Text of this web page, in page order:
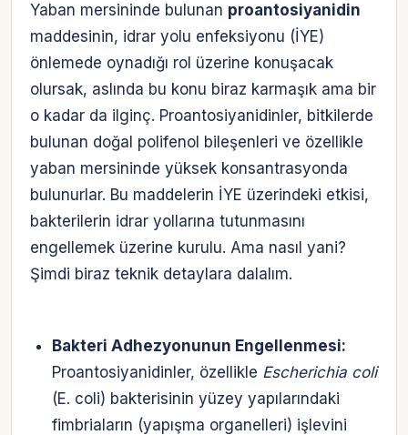
Yaban mersininde bulunan proantosiyanidin
maddesinin, idrar yolu enfeksiyonu (İYE)
önlemede oynadığı rol üzerine konuşacak
olursak, aslında bu konu biraz karmaşık ama bir
o kadar da ilginç. Proantosiyanidinler, bitkilerde
bulunan doğal polifenol bileşenleri ve özellikle
yaban mersininde yüksek konsantrasyonda
bulunurlar. Bu maddelerin İYE üzerindeki etkisi,
bakterilerin idrar yollarına tutunmasını
engellemek üzerine kurulu. Ama nasıl yani?
Şimdi biraz teknik detaylara dalalım.
Bakteri Adhezyonunun Engellenmesi:
Proantosiyanidinler, özellikle Escherichia coli
(E. coli) bakterisinin yüzey yapılarındaki
fimbriaların (yapışma organelleri) işlevini